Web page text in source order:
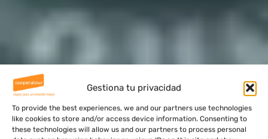
Gestiona tu privacidad
To provide the best experiences, we and our partners use technologies
like cookies to store and/or access device information. Consenting to
these technologies will allow us and our partners to process personal